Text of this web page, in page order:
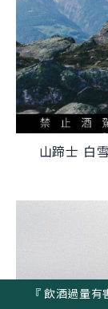
山蹄士 白
『 飲酒過量